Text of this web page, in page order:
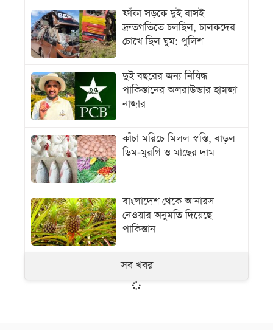
ফাঁকা সড়কে দুই বাসই
দ্রুতগতিতে চলছিল, চালকদের
চোখে ছিল ঘুম: পুলিশ
দুই বছরের জন্য নিষিদ্ধ
পাকিস্তানের অলরাউন্ডার হামজা
নাজার
কাঁচা মরিচে মিলল স্বস্তি, বাড়ল
ডিম-মুরগি ও মাছের দাম
বাংলাদেশ থেকে আনারস
নেওয়ার অনুমতি দিয়েছে
পাকিস্তান
সব খবর